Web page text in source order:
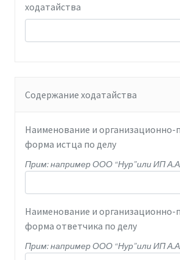
ходатайства
Содержание ходатайства
Наименование и организационно-
форма истца по делу
Прим: например ООО “Нур”или ИП
Наименование и организационно-
форма ответчика по делу
Прим: например ООО “Нур”или ИП